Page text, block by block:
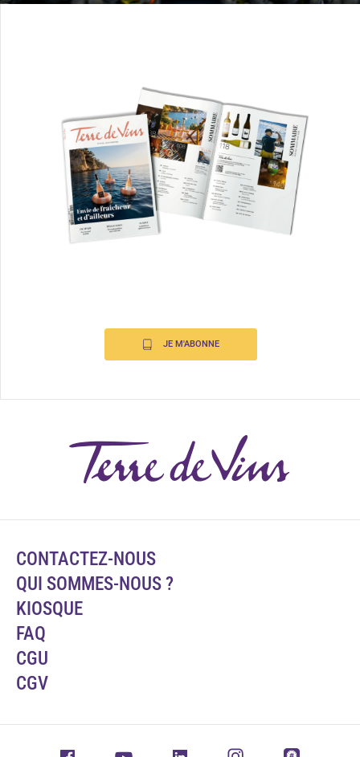
JE M'ABONNE
CONTACTEZ-NOUS
QUI SOMMES-NOUS ?
KIOSQUE
FAQ
CGU
CGV